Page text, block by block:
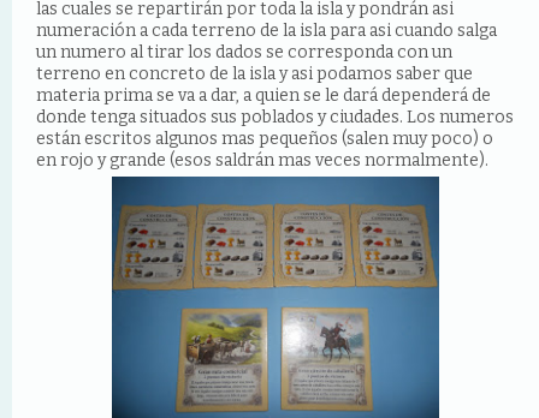
las cuales se repartirán por toda la isla y pondrán asi
numeración a cada terreno de la isla para asi cuando salga
un numero al tirar los dados se corresponda con un
terreno en concreto de la isla y asi podamos saber que
materia prima se va a dar, a quien se le dará dependerá de
donde tenga situados sus poblados y ciudades. Los numeros
están escritos algunos mas pequeños (salen muy poco) o
en rojo y grande (esos saldrán mas veces normalmente).